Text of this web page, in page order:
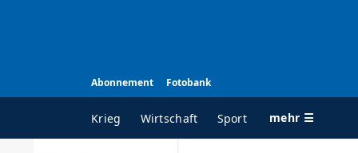
Abonnement Fotobank
Krieg Wirtschaft Sport mehr ☰